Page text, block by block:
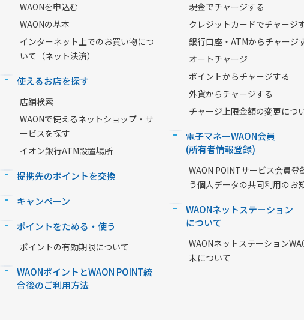
WAONを申込む
WAONの基本
インターネット上でのお買い物につ
いて（ネット決済）
使えるお店を探す
店舗検索
WAONで使えるネットショップ・サ
ービスを探す
イオン銀行ATM設置場所
提携先のポイントを交換
キャンペーン
ポイントをためる・使う
ポイントの有効期限について
WAONポイントとWAON POINT統
合後のご利用方法
現金でチャージする
クレジットカードでチャージ
銀行口座・ATMからチャージ
オートチャージ
ポイントからチャージする
外貨からチャージする
チャージ上限金額の変更につ
電子マネーWAON会員
(所有者情報登録)
WAON POINTサービス会員登
う個人データの共同利用のお
WAONネットステーション
について
WAONネットステーション
末について